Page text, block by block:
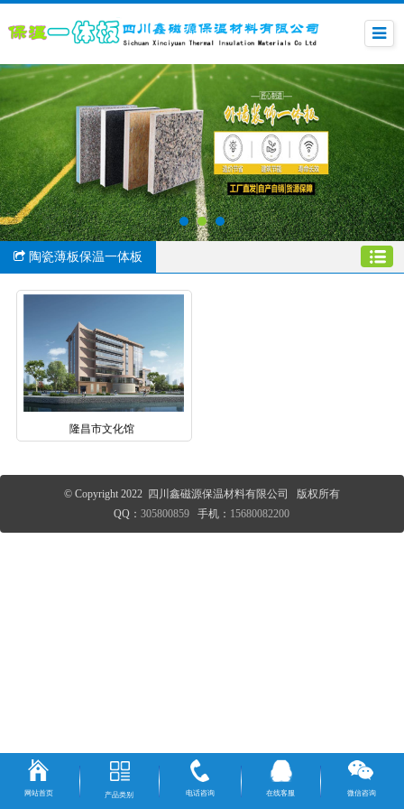
陶瓷薄板保温一体板
隆昌市文化馆
© Copyright 2022 四川鑫磁源保温材料有限公司 版权所有
QQ：305800859 手机： 15680082200
网站首页 产品类别 电话咨询 在线客服 微信咨询